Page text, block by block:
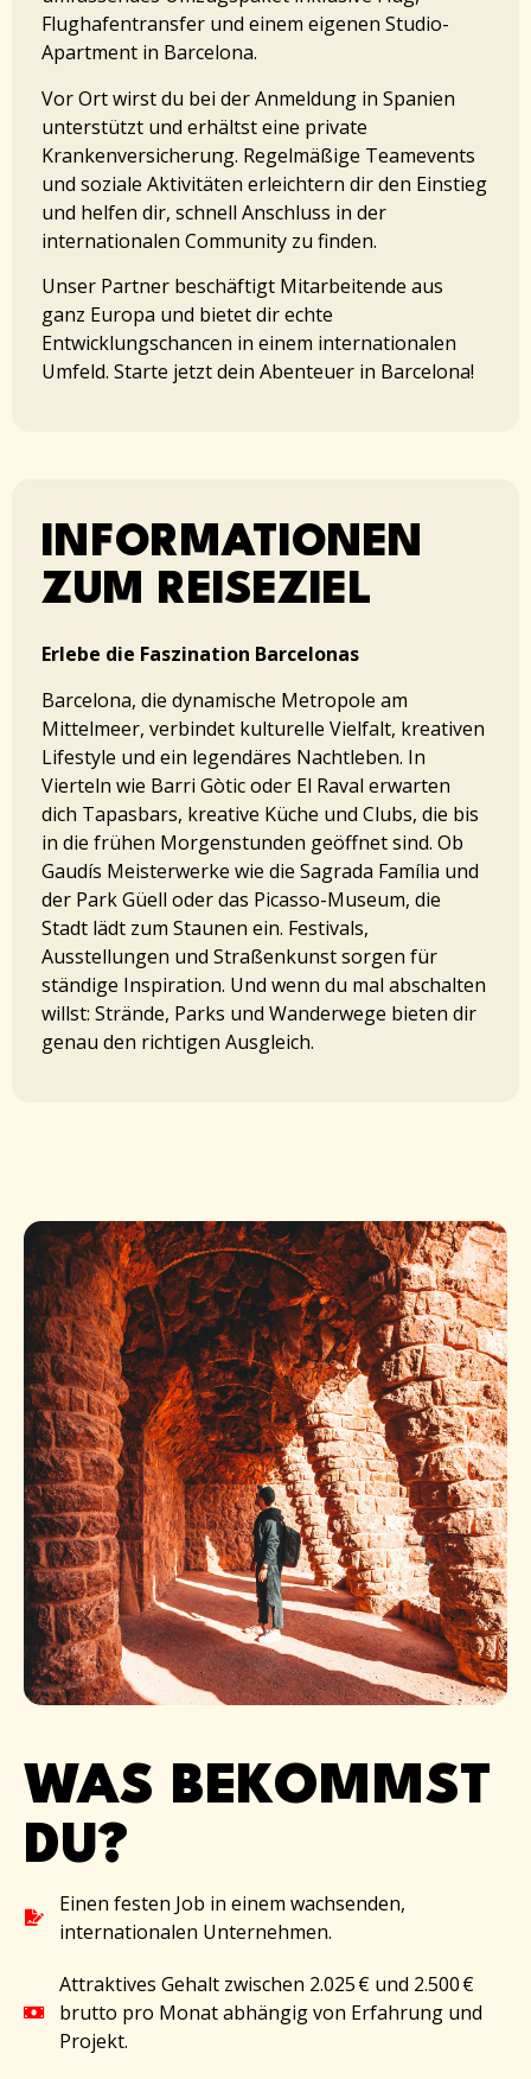
Flughafentransfer und einem eigenen Studio-
Apartment in Barcelona.
Vor Ort wirst du bei der Anmeldung in Spanien
unterstützt und erhältst eine private
Krankenversicherung. Regelmäßige Teamevents
und soziale Aktivitäten erleichtern dir den Einstieg
und helfen dir, schnell Anschluss in der
internationalen Community zu finden.
Unser Partner beschäftigt Mitarbeitende aus
ganz Europa und bietet dir echte
Entwicklungschancen in einem internationalen
Umfeld. Starte jetzt dein Abenteuer in Barcelona!
INFORMATIONEN
ZUM REISEZIEL
Erlebe die Faszination Barcelonas
Barcelona, die dynamische Metropole am
Mittelmeer, verbindet kulturelle Vielfalt, kreativen
Lifestyle und ein legendäres Nachtleben. In
Vierteln wie Barri Gòtic oder El Raval erwarten
dich Tapasbars, kreative Küche und Clubs, die bis
in die frühen Morgenstunden geöffnet sind. Ob
Gaudís Meisterwerke wie die Sagrada Família und
der Park Güell oder das Picasso-Museum, die
Stadt lädt zum Staunen ein. Festivals,
Ausstellungen und Straßenkunst sorgen für
ständige Inspiration. Und wenn du mal abschalten
willst: Strände, Parks und Wanderwege bieten dir
genau den richtigen Ausgleich.
WAS BEKOMMST
DU?
Einen festen Job in einem wachsenden,
internationalen Unternehmen.
Attraktives Gehalt zwischen 2.025 € und 2.500 €
brutto pro Monat abhängig von Erfahrung und
Projekt.